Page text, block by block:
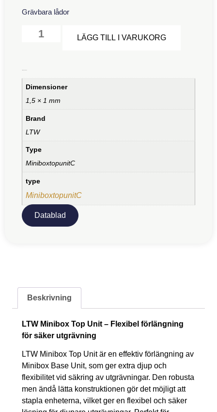
Grävbara lådor
LÄGG TILL I VARUKORG
Dimensioner
1,5 × 1 mm
Brand
LTW
Type
MiniboxtopunitC
type
MiniboxtopunitC
Datablad
Beskrivning
LTW Minibox Top Unit – Flexibel förlängning
för säker utgrävning
LTW Minibox Top Unit är en effektiv förlängning av
Minibox Base Unit, som ger extra djup och
flexibilitet vid säkring av utgrävningar. Den robusta
men ändå lätta konstruktionen gör det möjligt att
stapla enheterna, vilket ger en flexibel och säker